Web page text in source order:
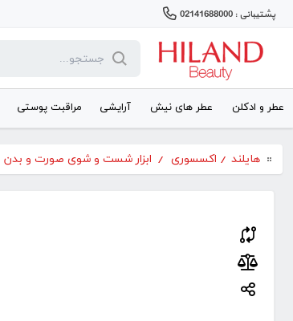
پشتیبانی : 02141688000
عطر و ادکلن عطر های نیش آرایشی مراقبت پوستی
هایلند / اکسسوری / ابزار شست و شوی صورت و بدن